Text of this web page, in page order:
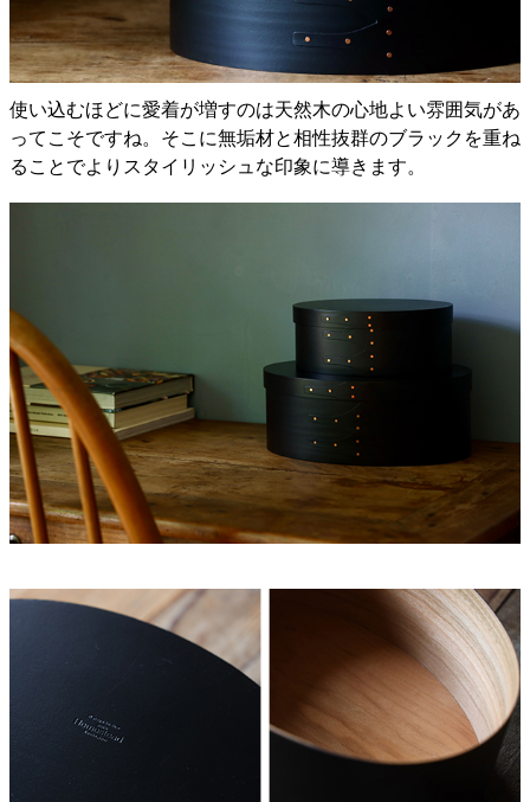
使い込むほどに愛着が増すのは天然木の心地よい雰囲気があ
ってこそですね。そこに無垢材と相性抜群のブラックを重ね
ることでよりスタイリッシュな印象に導きます。